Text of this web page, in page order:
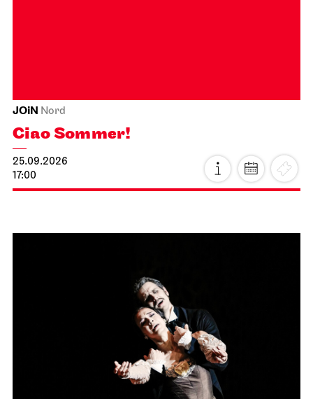
JOiN Nord
Ciao Sommer!
25.09.2026
17:00